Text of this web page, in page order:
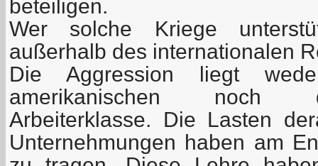
beteiligen.
Wer solche Kriege
außerhalb des internationalen
Die Aggression liegt
amerikanischen noch
Arbeiterklasse. Die Lasten
Unternehmungen haben am